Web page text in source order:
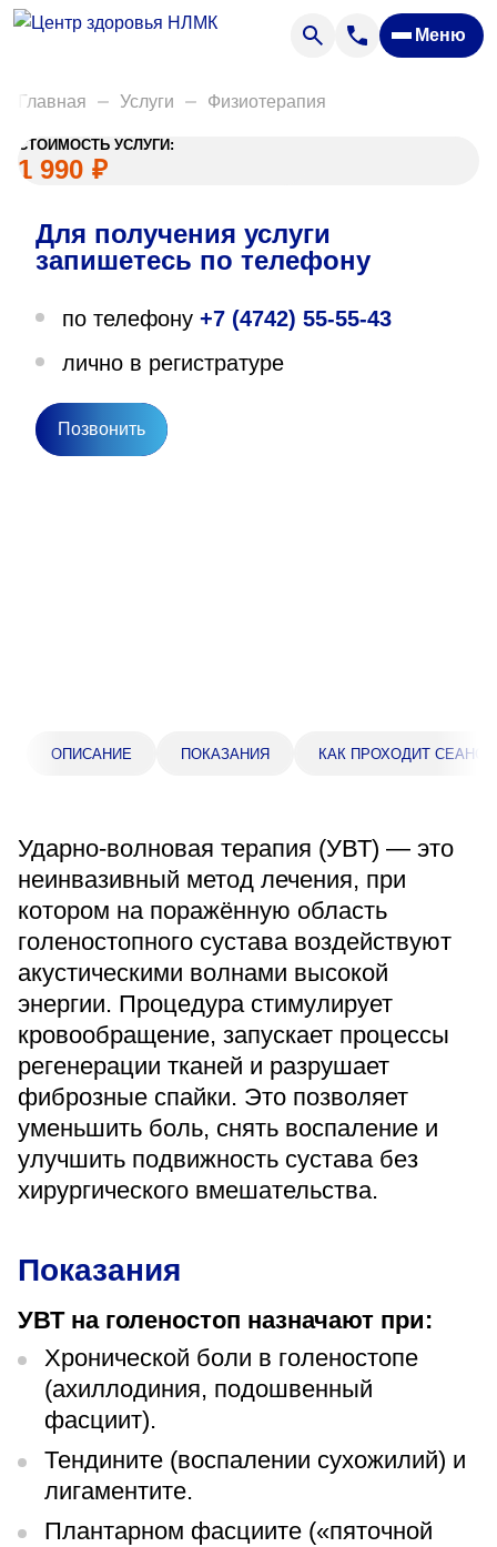
Меню
Анализы
Акции
Пациентам
Вакансии
О нас
Направления деятельности
Адрес
Суббота 08:00–16:00
Регистратура
Санаторий-профилакторий
«Парус»
Адрес
399000, г. Липецк, Плехановское лесничество,
Ленинский лесхоз, квартал 67
Понедельник — четверг
перерыв 12:00–12:30
Пятница
+7 (4742) 72-73-31
Версия для слабовидящих
Главная Услуги Физиотерапия
ОПИСАНИЕ ПОКАЗАНИЯ КАК ПРОХОДИТ СЕАНС
Ударно-волновая терапия (УВТ) — это
неинвазивный метод лечения, при
котором на поражённую область
голеностопного сустава воздействуют
акустическими волнами высокой
энергии. Процедура стимулирует
кровообращение, запускает процессы
регенерации тканей и разрушает
фиброзные спайки. Это позволяет
уменьшить боль, снять воспаление и
улучшить подвижность сустава без
хирургического вмешательства.
Показания
УВТ на голеностоп назначают при:
Хронической боли в голеностопе
(ахиллодиния, подошвенный
фасциит).
Тендините (воспалении сухожилий) и
лигаментите.
Плантарном фасциите («пяточной
СТОИМОСТЬ УСЛУГИ:
1 990 ₽
Для получения услуги
запишетесь по телефону
по телефону +7 (4742) 55-55-43
лично в регистратуре
Позвонить